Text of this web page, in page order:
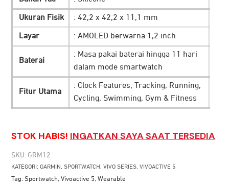
Rp
Ukuran Fisik : 42,2 x 42,2 x 11,1 mm
Layar : AMOLED berwarna 1,2 inch
Baterai
: Masa pakai baterai hingga 11 hari
dalam mode smartwatch
Fitur Utama
: Clock Features, Tracking, Running,
Cycling, Swimming, Gym & Fitness
STOK HABIS! INGATKAN SAYA SAAT TERSEDIA
SKU: GRM12
KATEGORI: GARMIN, SPORTWATCH, VIVO SERIES, VIVOACTIVE 5
Tag: Sportwatch Vivoactive 5 Wearable